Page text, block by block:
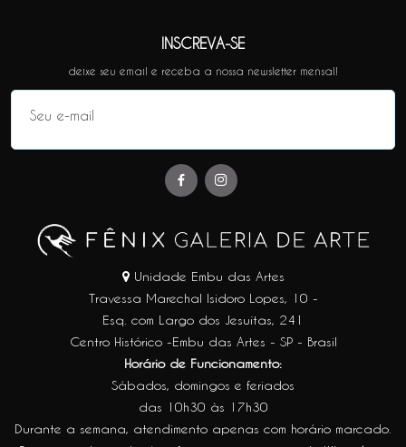
INSCREVA-SE
deixe seu email e receba a nossa newsletter mensal!
Unidade Embu das Artes
Travessa Marechal Isidoro Lopes, 10 -
Esq. com Largo dos Jesuítas, 241
Centro Histórico -Embu das Artes - SP - Brasil
Horário de Funcionamento:
Sábados, domingos e feriados
das 10h30 às 17h30
Durante a semana, atendimento apenas com horário marcado.